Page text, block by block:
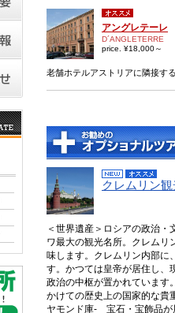
アングレテーレ
D´ANGLETERRE
price. ¥18,000～
老舗ホテルアストリアに隣接す
クレムリン
＜世界遺産＞ロシアの政治
ワ最大の観光名所。クレムリ
味します。クレムリン内部に
す。かつては皇帝が居住し、
政治の中枢が置かれていま
かけての歴史上の国家的な貴
ヤモンド庫- 宝石・宝飾品が